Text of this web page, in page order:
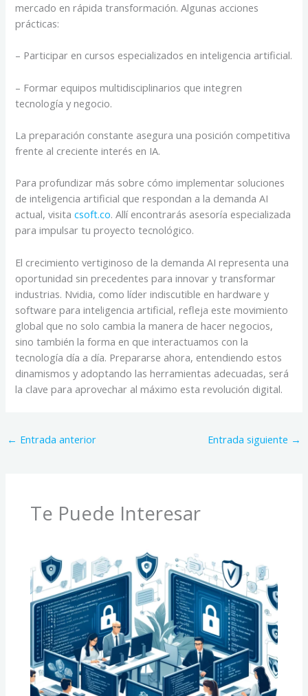
mercado en rápida transformación. Algunas acciones
prácticas:
– Participar en cursos especializados en inteligencia artificial.
– Formar equipos multidisciplinarios que integren
tecnología y negocio.
La preparación constante asegura una posición competitiva
frente al creciente interés en IA.
Para profundizar más sobre cómo implementar soluciones
de inteligencia artificial que respondan a la demanda AI
actual, visitacsoft.co. Allí encontrarás asesoría especializada
para impulsar tu proyecto tecnológico.
El crecimiento vertiginoso de la demanda AI representa una
oportunidad sin precedentes para innovar y transformar
industrias. Nvidia, como líder indiscutible en hardware y
software para inteligencia artificial, refleja este movimiento
global que no solo cambia la manera de hacer negocios,
sino también la forma en que interactuamos con la
tecnología día a día. Prepararse ahora, entendiendo estos
dinamismos y adoptando las herramientas adecuadas, será
la clave para aprovechar al máximo esta revolución digital.
← Entrada anterior Entrada siguiente →
Te Puede Interesar